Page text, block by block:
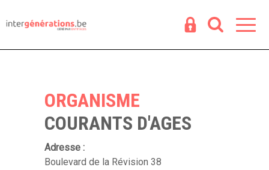
ORGANISME
COURANTS D'AGES
Adresse :
Boulevard de la Révision 38